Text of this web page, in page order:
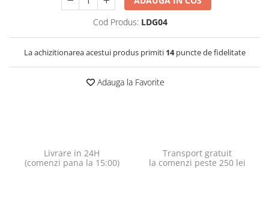
Cod Produs: LDG04
La achizitionarea acestui produs primiti 14puncte de fidelitate
Adauga la Favorite
Livrare in 24H
(comenzi pana la 15:00)
Transport gratuit
la comenzi peste 250 lei